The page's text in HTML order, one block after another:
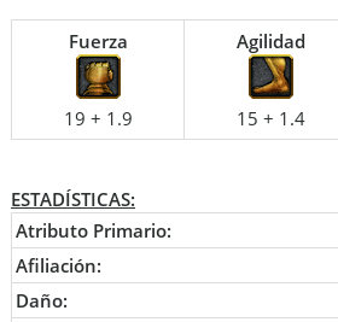
Fuerza
19 + 1.9
Agilidad
15 + 1.4
ESTADÍSTICAS:
Atributo Primario:
Afiliación:
Daño: